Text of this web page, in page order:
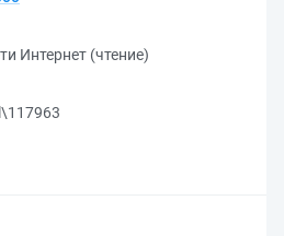
Интернет (чтение)